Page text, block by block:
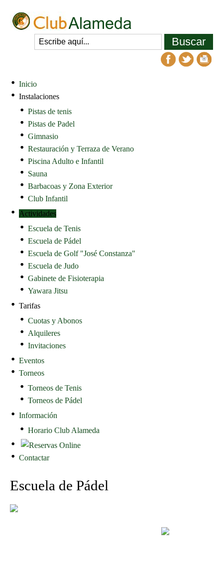
Inicio
Instalaciones
Pistas de tenis
Pistas de Padel
Gimnasio
Restauración y Terraza de Verano
Piscina Adulto e Infantil
Sauna
Barbacoas y Zona Exterior
Club Infantil
Actividades
Escuela de Tenis
Escuela de Pádel
Escuela de Golf "José Constanza"
Escuela de Judo
Gabinete de Fisioterapia
Yawara Jitsu
Tarifas
Cuotas y Abonos
Alquileres
Invitaciones
Eventos
Torneos
Torneos de Tenis
Torneos de Pádel
Información
Horario Club Alameda
Contactar
Escuela de Pádel